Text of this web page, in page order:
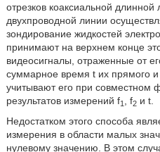
отрезков коаксиальной длинной
двухпроводной линии
зондирование жидкостей
принимают на верхнем конце
видеосигналы, отраженные от
суммарное время t их прямого и
учитывают его при совместном
результатов измерений f1 , f2и t.
Недостатком этого способа
измерения в области малых
нулевому значению. В этом